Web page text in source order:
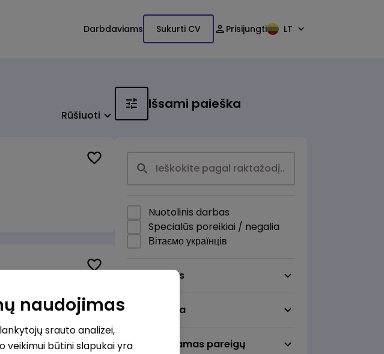
Darbdaviams Sukurti CV Prisijungti LT
Rūšiuoti
Išsami paieška
Nuotolinis darbas
Specialūs poreikiai / negalia
Вітаємо українців
Darbo sritis
Darbo vieta
Pageidaujamas pareigų
naudojimas
srauto analizei,
veikimui būtini slapukai yra